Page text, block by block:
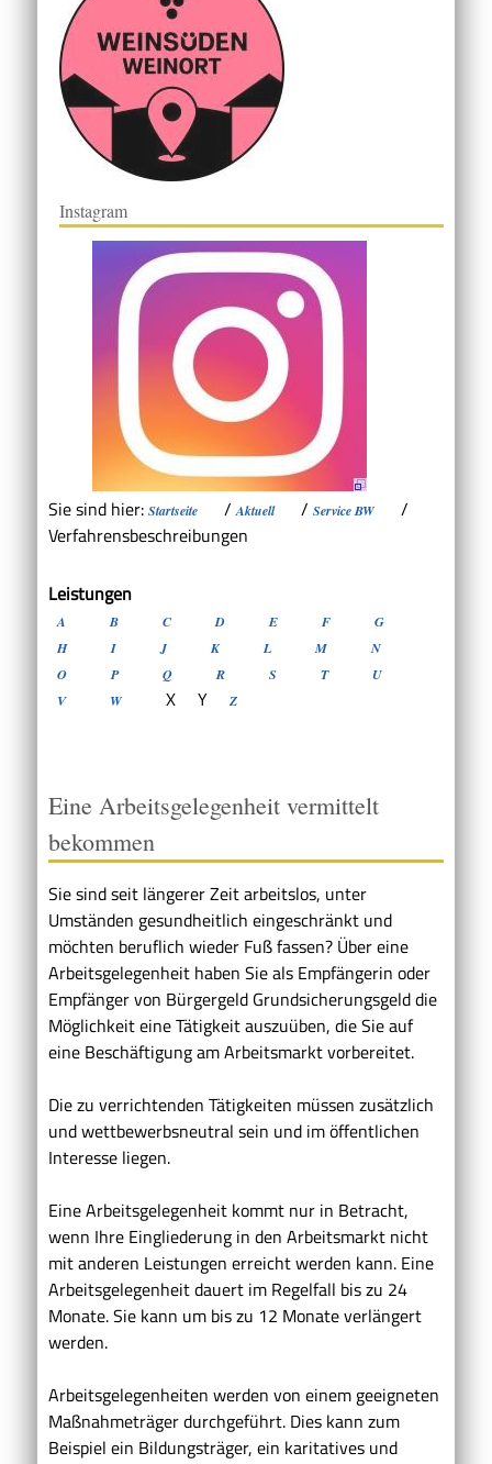
Instagram
Sie sind hier: Startseite /Aktuell / Service BW
/
Verfahrensbeschreibungen
Leistungen
A B C D E F
G
H
I J K L M
N
O
P Q R S T
U
V
W X Y Z
Eine Arbeitsgelegenheit vermittelt
bekommen
Sie sind seit längerer Zeit arbeitslos, unter
Umständen gesundheitlich eingeschränkt und
möchten beruflich wieder Fuß fassen? Über eine
Arbeitsgelegenheit haben Sie als Empfängerin oder
Empfänger von Bürgergeld Grundsicherungsgelddie
Möglichkeit eine Tätigkeit auszuüben, die Sie auf
eine Beschäftigung am Arbeitsmarkt vorbereitet.
Die zu verrichtenden Tätigkeiten müssen zusätzlich
und wettbewerbsneutral sein und im öffentlichen
Interesse liegen.
Eine Arbeitsgelegenheit kommt nur in Betracht,
wenn Ihre Eingliederung in den Arbeitsmarkt nicht
mit anderen Leistungen erreicht werden kann. Eine
Arbeitsgelegenheit dauert im Regelfall bis zu 24
Monate. Sie kann um bis zu 12 Monate verlängert
werden.
Arbeitsgelegenheiten werden von einem geeigneten
Maßnahmeträger durchgeführt. Dies kann zum
Beispiel ein Bildungsträger, ein karitatives und